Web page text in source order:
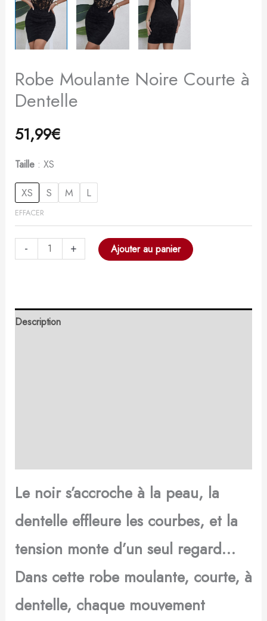
Robe Moulante Noire Courte à
Dentelle
51,99€
Taille XS
XS S M L
EFFACER
- + Ajouter au panier
Description
Le noir s’accroche à la peau, la
dentelle effleure les courbes, et la
tension monte d’un seul regard…
Dans cette robe moulante, courte, à
dentelle, chaque mouvement